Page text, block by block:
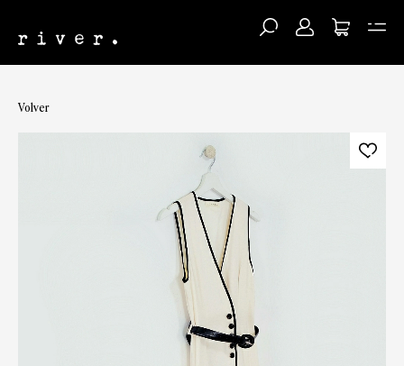
Volver